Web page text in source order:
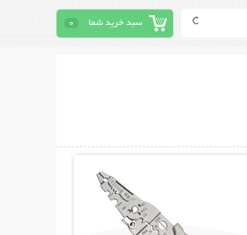
سبد خرید شما 0